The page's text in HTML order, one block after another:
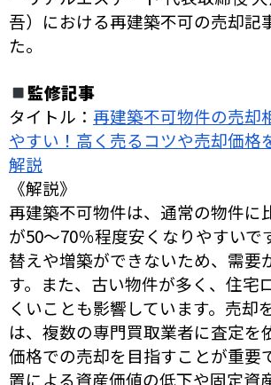
吾）における再建築不可の売却記
た。
監修記事
タイトル： 再建築不可物件の売却
やすい！高く売るコツや売却価格
解説
《解説》
再建築不可物件は、通常の物件に
が50〜70％程度安くなりやすいで
替えや増築ができないため、需要
す。また、古い物件が多く、住宅
くいことも影響しています。売却
は、複数の専門買取業者に査定を
価格での売却を目指すことが重要
置による資産価値の低下や固定資